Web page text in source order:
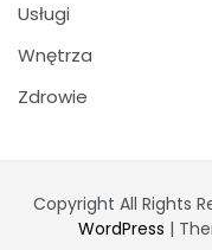
Usługi
Wnętrza
Zdrowie
Copyright All Rights
WordPress |